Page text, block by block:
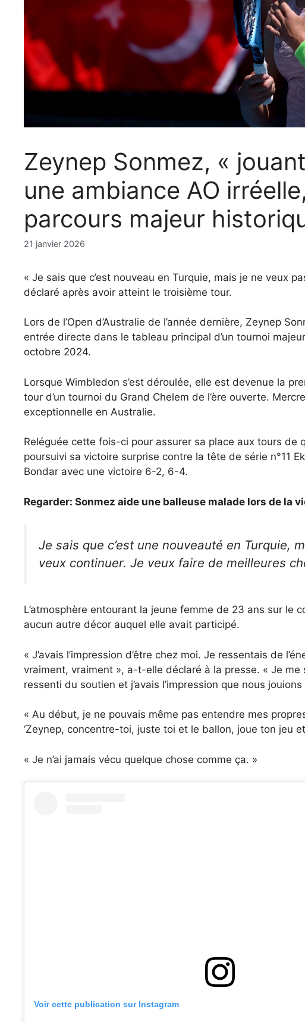
Zeynep Sonmez, «
une ambiance AO
parcours majeur
21 janvier 2026
« Je sais que c’est nouveau en Turquie, mais je ne veux
déclaré après avoir atteint le troisième tour.
Lors de l’Open d’Australie de l’année dernière, Zeynep
entrée directe dans le tableau principal d’un tournoi
octobre 2024.
Lorsque Wimbledon s’est déroulée, elle est devenue la
tour d’un tournoi du Grand Chelem de l’ère ouverte.
exceptionnelle en Australie.
Reléguée cette fois-ci pour assurer sa place aux tours de
poursuivi sa victoire surprise contre la tête de série n°11
Bondar avec une victoire 6-2, 6-4.
Regarder: Sonmez aide une balleuse malade lors de la
Je sais que c’est une nouveauté en Turquie,
veux continuer. Je veux faire de meilleures
L’atmosphère entourant la jeune femme de 23 ans sur le
aucun autre décor auquel elle avait participé.
« J’avais l’impression d’être chez moi. Je ressentais de
vraiment, vraiment », a-t-elle déclaré à la presse. « Je me
ressenti du soutien et j’avais l’impression que nous
« Au début, je ne pouvais même pas entendre mes
‘Zeynep, concentre-toi, juste toi et le ballon, joue ton jeu
« Je n’ai jamais vécu quelque chose comme ça. »
Voir cette publication sur Instagram